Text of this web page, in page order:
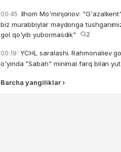
00:45 Ilhom Mo'minjonov:
biz murabbiylar maydonga
gol qo'yib yubormasdik"
2
00:19 YCHL saralashi. Rahmonaliev
o'yinda "Sabah" minimal farq bilan
Barcha yangiliklar ›